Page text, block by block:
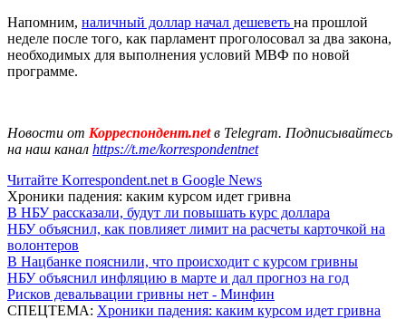
Напомним, наличный доллар начал дешеветь на прошлой
неделе после того, как парламент проголосовал за два закона,
необходимых для выполнения условий МВФ по новой
программе.
Новости от Корреспондент.netв Telegram. Подписывайтесь
на наш канал https://t.me/korrespondentnet
Читайте Korrespondent.net в Google News
Хроники падения: каким курсом идет гривна
В НБУ рассказали, будут ли повышать курс доллара
НБУ объяснил, как повлияет лимит на расчеты карточкой на
волонтеров
В Нацбанке пояснили, что происходит с курсом гривны
НБУ объяснил инфляцию в марте и дал прогноз на год
Рисков девальвации гривны нет - Минфин
СПЕЦТЕМА: Хроники падения: каким курсом идет гривна